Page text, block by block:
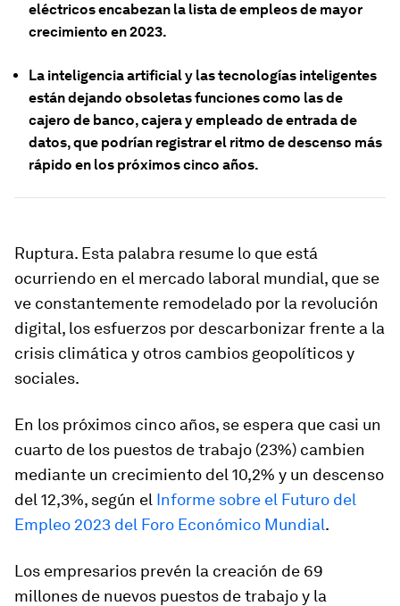
eléctricos encabezan la lista de empleos de mayor
crecimiento en 2023.
La inteligencia artificial y las tecnologías inteligentes
están dejando obsoletas funciones como las de
cajero de banco, cajera y empleado de entrada de
datos, que podrían registrar el ritmo de descenso más
rápido en los próximos cinco años.
Ruptura. Esta palabra resume lo que está
ocurriendo en el mercado laboral mundial, que se
ve constantemente remodelado por la revolución
digital, los esfuerzos por descarbonizar frente a la
crisis climática y otros cambios geopolíticos y
sociales.
En los próximos cinco años, se espera que casi un
cuarto de los puestos de trabajo (23%) cambien
mediante un crecimiento del 10,2% y un descenso
del 12,3%, según el Informe sobre el Futuro del
Empleo 2023 del Foro Económico Mundial.
Los empresarios prevén la creación de 69
millones de nuevos puestos de trabajo y la